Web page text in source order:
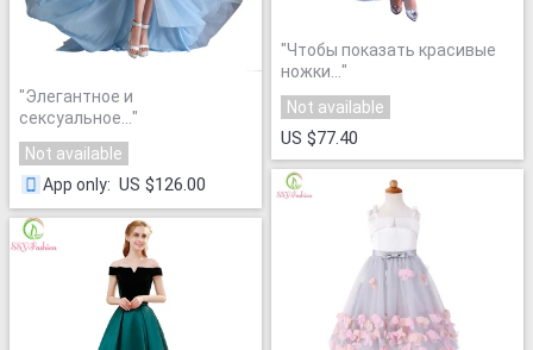
"Элегантное и
сексуальное... "
Not available
App only: US $126.00
"Чтобы показать красивые
ножки... "
Not available
US $77.40